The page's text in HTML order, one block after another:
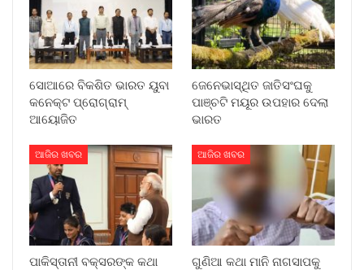
ସୋଆରେ ବିକଶିତ ଭାରତ ୟୁବା
କନେକ୍ଟ ପ୍ରୋଗ୍ରାମ୍
ଆୟୋଜିତ
ଜେନେଭାସ୍ଥିତ ଜାତିସଂଘକୁ
ପାଞ୍ଚଟି ମୟୂର ଉପହାର ଦେଲା
ଭାରତ
ଆଜିର ଖବର
ପାକିସ୍ତାନୀ ବକ୍ସରଙ୍କ କଥା
ଆଜିର ଖବର
ଗୁଣିଆ କଥା ମାନି ନାଗସାପକୁ